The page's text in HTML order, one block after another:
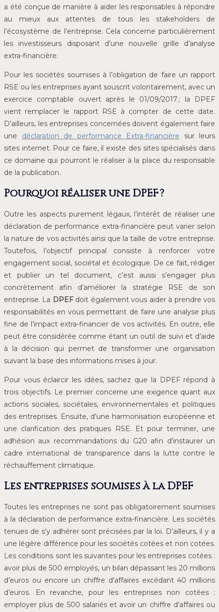
a été conçue de manière à aider les responsables à répondre
au mieux aux attentes de tous les stakeholders de
l’écosystème de l’entreprise. Cela concerne particulièrement
les investisseurs disposant d’une nouvelle grille d’analyse
extra-financière.
Pour les sociétés soumises à l’obligation de faire un rapport
RSE ou les entreprises ayant souscrit volontairement, avec un
exercice comptable ouvert après le 01/09/2017 ; la DPEF
vient remplacer le rapport RSE à compter de cette date.
D’ailleurs, les entreprises concernées doivent également faire
une déclaration de performance Extra-financière sur leurs
sites internet. Pour ce faire, il existe des sites spécialisés dans
ce domaine qui pourront le réaliser à la place du responsable
de la publication.
Pourquoi réaliser une DPEF ?
Outre les aspects purement légaux, l’intérêt de réaliser une
déclaration de performance extra-financière peut varier selon
la nature de vos activités ainsi que la taille de votre entreprise.
Toutefois, l’objectif principal consiste à renforcer votre
engagement social, sociétal et écologique. De ce fait, rédiger
et publier un tel document, c’est aussi s’engager plus
concrètement afin d’améliorer la stratégie RSE de son
entreprise. La DPEFdoit également vous aider à prendre vos
responsabilités en vous permettant de faire une analyse plus
fine de l’impact extra-financier de vos activités. En outre, elle
peut être considérée comme étant un outil de suivi et d’aide
à la décision qui permet de transformer une organisation
suivant la base des informations mises à jour.
Pour vous éclaircir les idées, sachez que la DPEF répond à
trois objectifs. Le premier concerne une exigence quant aux
actions sociales, sociétales, environnementales et politiques
des entreprises. Ensuite, d’une harmonisation européenne et
une clarification des pratiques RSE. Et pour terminer, une
adhésion aux recommandations du G20 afin d’instaurer un
cadre international de transparence dans la lutte contre le
réchauffement climatique.
Les entreprises soumises à la DPEF
Toutes les entreprises ne sont pas obligatoirement soumises
à la déclaration de performance extra-financière. Les sociétés
tenues de s’y adhérer sont précisées par la loi. D’ailleurs, il y a
une légère différence pour les sociétés cotées et non cotées.
Les conditions sont les suivantes pour les entreprises cotées :
avoir plus de 500 employés, un bilan dépassant les 20 millions
d’euros ou encore un chiffre d’affaires excédant 40 millions
d’euros. En revanche, pour les entreprises non cotées :
employer plus de 500 salariés et avoir un chiffre d’affaires ou